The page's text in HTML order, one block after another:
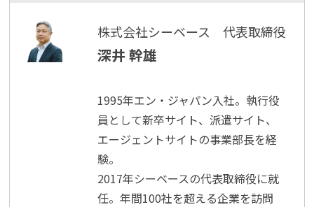
株式会社シーベース 代表取締役
深井 幹雄
1995年エン・ジャパン入社。執行役
員として新卒サイト、派遣サイト、
エージェントサイトの事業部長を経
験。
2017年シーベースの代表取締役に就
任。年間100社を超える企業を訪問